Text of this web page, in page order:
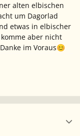
alten elbischen
um Dagorlad
etwas in elbischer
aber nicht
im Voraus😊